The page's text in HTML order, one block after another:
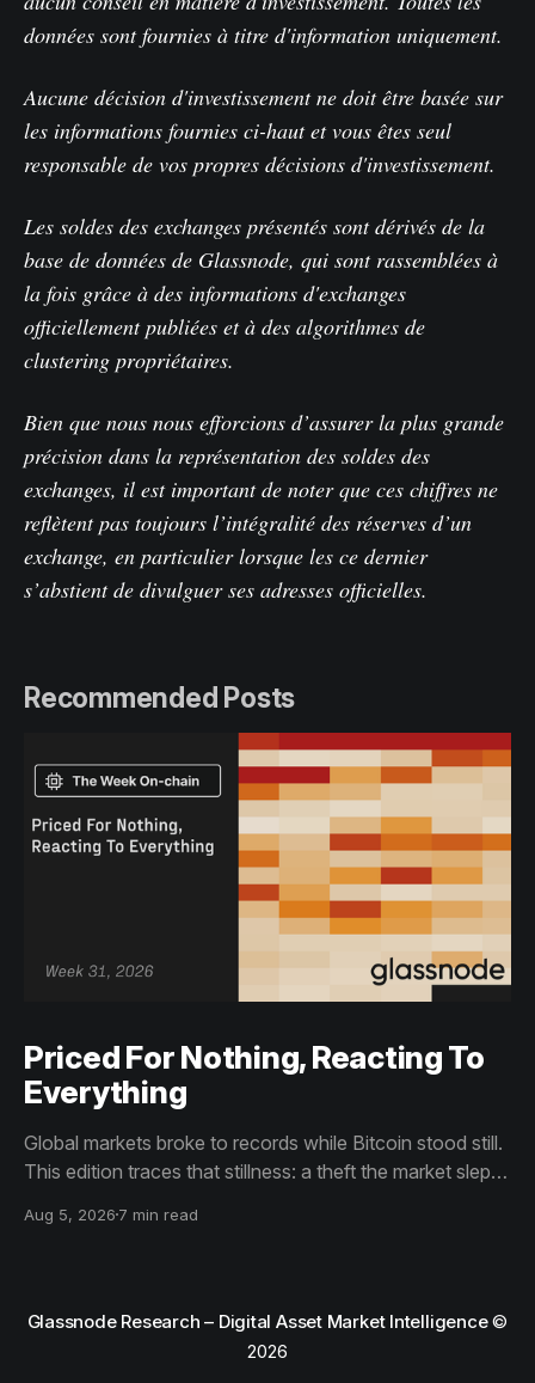
données sont fournies à titre d'information uniquement.
Aucune décision d'investissement ne doit être basée sur
les informations fournies ci-haut et vous êtes seul
responsable de vos propres décisions d'investissement.
Les soldes des exchanges présentés sont dérivés de la
base de données de Glassnode, qui sont rassemblées à
la fois grâce à des informations d'exchanges
officiellement publiées et à des algorithmes de
clustering propriétaires.
Bien que nous nous efforcions d’assurer la plus grande
précision dans la représentation des soldes des
exchanges, il est important de noter que ces chiffres ne
reflètent pas toujours l’intégralité des réserves d’un
exchange, en particulier lorsque les ce dernier
s’abstient de divulguer ses adresses officielles.
Recommended Posts
Priced For Nothing, Reacting To
Everything
Global markets broke to records while Bitcoin stood still.
This edition traces that stillness: a theft the market slept
than capitulation, and an options market priced for
Aug 5, 2026 7 min read
Glassnode Research – Digital Asset Market Intelligence©
2026